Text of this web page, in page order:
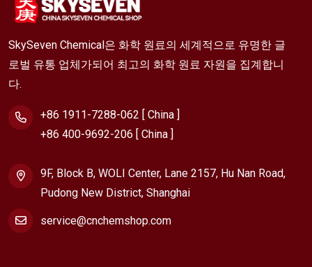
SkySeven Chemical은 화학 원료의 세계적으로 유명한 글
로벌 유통 업체가되어 최고의 화학 원료 자원을 집계합니
다.
+86 1911-7288-062 [ China ]
+86 400-9692-206 [ China ]
9F, Block B, WOLI Center, Lane 2157, Hu Nan Road,
Pudong New District, Shanghai
service@cnchemshop.com